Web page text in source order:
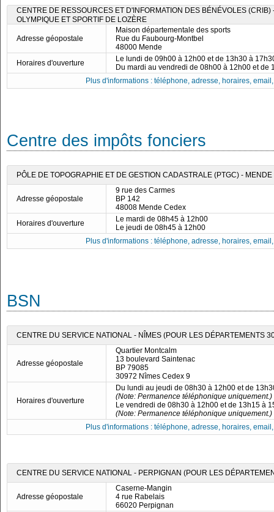
CENTRE DE RESSOURCES ET D'INFORMATION DES BÉNÉVOLES (CRIB)
OLYMPIQUE ET SPORTIF DE LOZÈRE
Adresse géopostale
Maison départementale des sports
Rue du Faubourg-Montbel
48000 Mende
Horaires d'ouverture
Le lundi de 09h00 à 12h00 et de 13h30 à
Du mardi au vendredi de 08h00 à 12h00 et de
Plus d'informations : téléphone, adresse, horaires,
Centre des impôts fonciers
PÔLE DE TOPOGRAPHIE ET DE GESTION CADASTRALE (PTGC) - MENDE
Adresse géopostale
9 rue des Carmes
BP 142
48008 Mende Cedex
Horaires d'ouverture
Le mardi de 08h45 à 12h00
Le jeudi de 08h45 à 12h00
Plus d'informations : téléphone, adresse, horaires,
BSN
CENTRE DU SERVICE NATIONAL - NÎMES (POUR LES DÉPARTEMENTS
Adresse géopostale
Quartier Montcalm
13 boulevard Saintenac
BP 79085
30972 Nîmes Cedex 9
Horaires d'ouverture
Du lundi au jeudi de 08h30 à 12h00 et de
(Note: Permanence téléphonique uniquement.)
Le vendredi de 08h30 à 12h00 et de 13h15 à
(Note: Permanence téléphonique uniquement.)
Plus d'informations : téléphone, adresse, horaires,
CENTRE DU SERVICE NATIONAL - PERPIGNAN (POUR LES
Adresse géopostale
Caserne-Mangin
4 rue Rabelais
66020 Perpignan